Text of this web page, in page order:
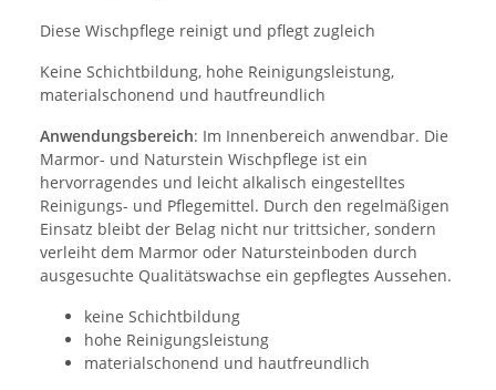
Diese Wischpflege reinigt und pflegt zugleich
Keine Schichtbildung, hohe Reinigungsleistung,
materialschonend und hautfreundlich
Anwendungsbereich: Im Innenbereich anwendbar. Die
Marmor- und Naturstein Wischpflege ist ein
hervorragendes und leicht alkalisch eingestelltes
Reinigungs- und Pflegemittel. Durch den regelmäßigen
Einsatz bleibt der Belag nicht nur trittsicher, sondern
verleiht dem Marmor oder Natursteinboden durch
ausgesuchte Qualitätswachse ein gepflegtes Aussehen.
keine Schichtbildung
hohe Reinigungsleistung
materialschonend und hautfreundlich